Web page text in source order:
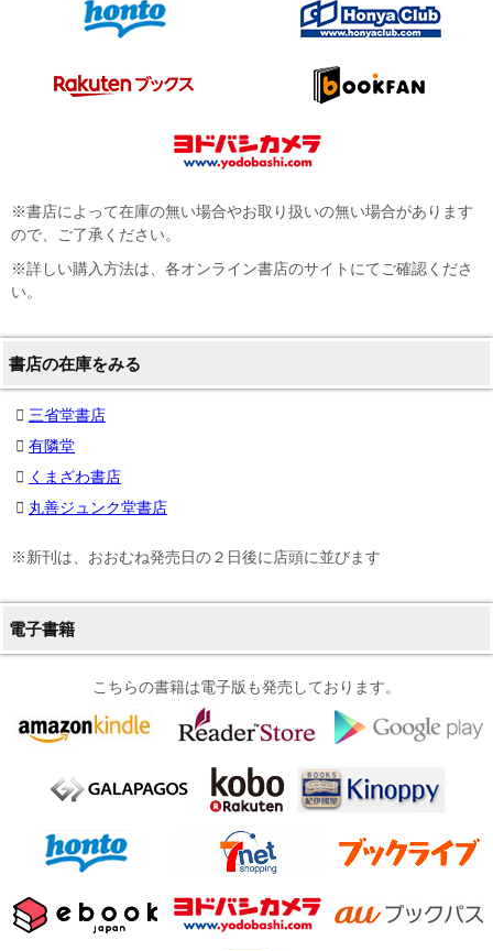
※書店によって在庫の無い場合やお取り扱いの無い場合があります
ので、ご了承ください。
※詳しい購入方法は、各オンライン書店のサイトにてご確認くださ
い。
書店の在庫をみる
三省堂書店
有隣堂
くまざわ書店
丸善ジュンク堂書店
※新刊は、おおむね発売日の２日後に店頭に並びます
電子書籍
こちらの書籍は電子版も発売しております。